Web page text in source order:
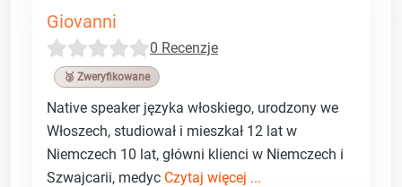
Giovanni
0 Recenzje
🥉 Zweryfikowane
Native speaker języka włoskiego, urodzony we
Włoszech, studiował i mieszkał 12 lat w
Niemczech 10 lat, główni klienci w Niemczech i
Szwajcarii, medyc Czytaj więcej ...